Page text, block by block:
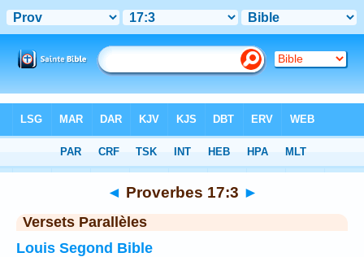
Chapitre 17 > Verset 3
◄ Proverbes 17:3 ►
Versets Parallèles
Louis Segond Bible